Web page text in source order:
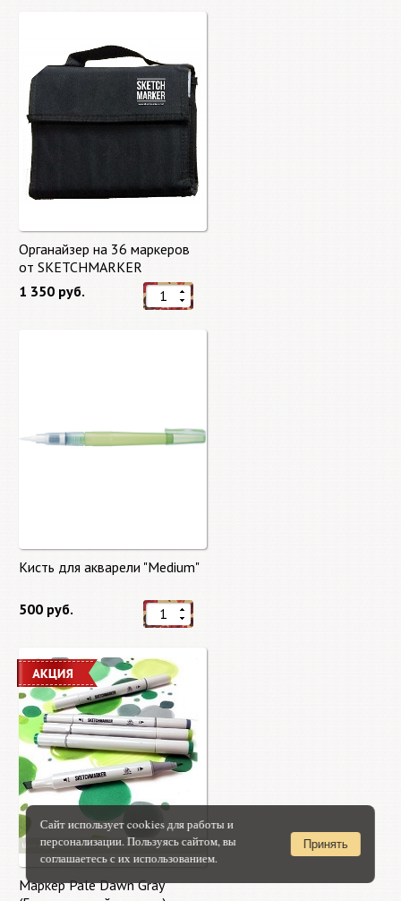
Органайзер на 36 маркеров
от SKETCHMARKER
1 350 руб.
Кисть для акварели "Medium"
500 руб.
Маркер Pale Dawn Gray
Сайт использует cookies для работы и
персонализации. Пользуясь сайтом, вы
соглашаетесь с их использованием.
Принять